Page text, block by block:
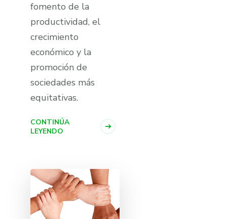
fomento de la
productividad, el
crecimiento
económico y la
promoción de
sociedades más
equitativas.
CONTINÚA
LEYENDO